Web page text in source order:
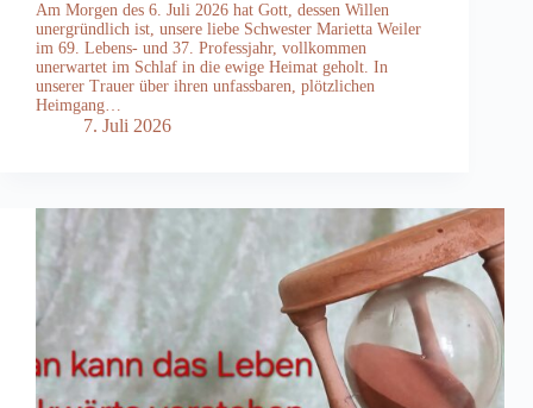
Am Morgen des 6. Juli 2026 hat Gott, dessen Willen
unergründlich ist, unsere liebe Schwester Marietta Weiler
im 69. Lebens- und 37. Professjahr, vollkommen
unerwartet im Schlaf in die ewige Heimat geholt. In
unserer Trauer über ihren unfassbaren, plötzlichen
Heimgang…
7. Juli 2026